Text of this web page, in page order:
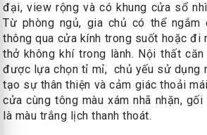
đại, view rộng và có khung cửa sổ
Từ phòng ngủ, gia chủ có thể ngắm
thông qua cửa kính trong suốt hoặc đi
thở không khí trong lành. Nội thất
được lựa chọn tỉ mỉ, chủ yếu sử dụng
tạo sự thân thiện và cảm giác thoải
cửa cùng tông màu xám nhã nhặn,
là màu trắng lịch thanh thoát.